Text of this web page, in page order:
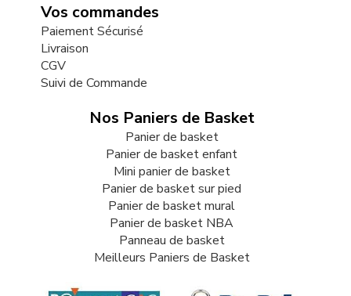
Vos commandes
Paiement Sécurisé
Livraison
CGV
Suivi de Commande
Nos Paniers de Basket
Panier de basket
Panier de basket enfant
Mini panier de basket
Panier de basket sur pied
Panier de basket mural
Panier de basket NBA
Panneau de basket
Meilleurs Paniers de Basket